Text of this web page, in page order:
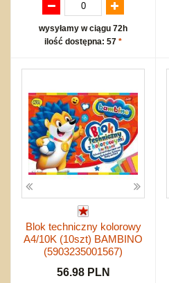
wysyłamy w ciągu 72h
ilość dostępna: 57 *
Blok techniczny kolorowy
A4/10K (10szt) BAMBINO
(5903235001567)
56.98 PLN